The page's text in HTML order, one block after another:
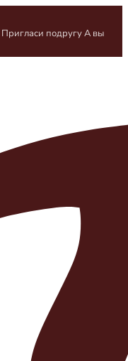
Пригласи подругуА вы